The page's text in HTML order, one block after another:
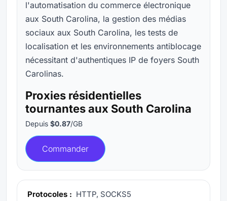
l'automatisation du commerce électronique
aux South Carolina, la gestion des médias
sociaux aux South Carolina, les tests de
localisation et les environnements antiblocage
nécessitant d'authentiques IP de foyers South
Carolinas.
Proxies résidentielles
tournantes aux South Carolina
Depuis $0.87/GB
Commander
Protocoles : HTTP, SOCKS5